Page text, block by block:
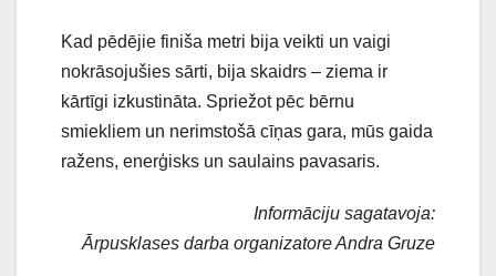
Kad pēdējie finiša metri bija veikti un vaigi
nokrāsojušies sārti, bija skaidrs – ziema ir
kārtīgi izkustināta. Spriežot pēc bērnu
smiekliem un nerimstošā cīņas gara, mūs gaida
ražens, enerģisks un saulains pavasaris.
Informāciju sagatavoja:
Ārpusklases darba organizatore Andra Gruze